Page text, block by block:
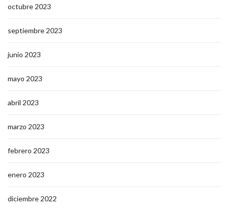
octubre 2023
septiembre 2023
junio 2023
mayo 2023
abril 2023
marzo 2023
febrero 2023
enero 2023
diciembre 2022